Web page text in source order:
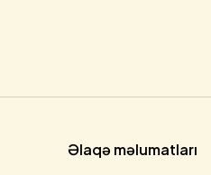
Əlaqə məlumatları